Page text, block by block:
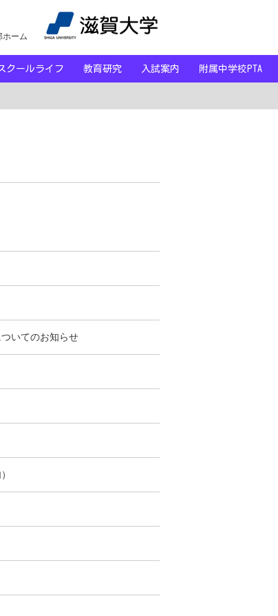
ホーム
クールライフ 教育研究 入試案内 附属中学校PTA
いてのお知らせ